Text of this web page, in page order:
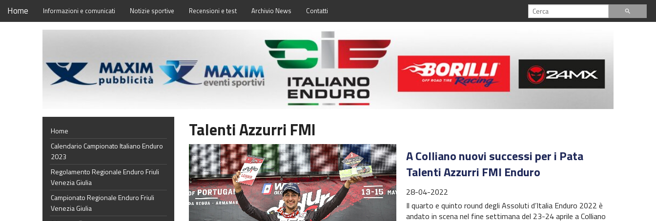
Home Informazioni e comunicati Notizie sportive Recensioni e test Archivio News Contatti search
Talenti Azzurri FMI
A Colliano nuovi successi per i Pata
Talenti Azzurri FMI Enduro
28-04-2022
Il quarto e quinto round degli Assoluti d’Italia Enduro 2022 è
andato in scena nel fine settimana del 23-24 aprile a Colliano
Home
Calendario Campionato Italiano Enduro
2023
Regolamento Regionale Enduro Friuli
Venezia Giulia
Campionato Regionale Enduro Friuli
Venezia Giulia